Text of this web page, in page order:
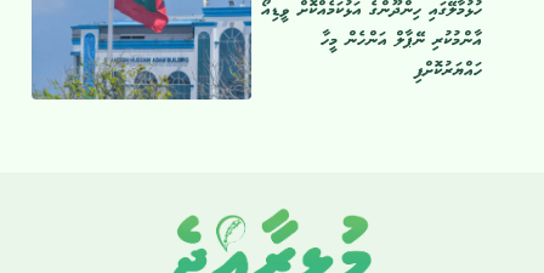
ހުޅުމާލޭގައި ހިންދޫންގެ އަޅުކަމެއްކޮށް ވީޑިއޯ
އާންމުކުރި ނޭޕާލް އަންހެން މީހާ
ހައްޔަރުކޮށްފި